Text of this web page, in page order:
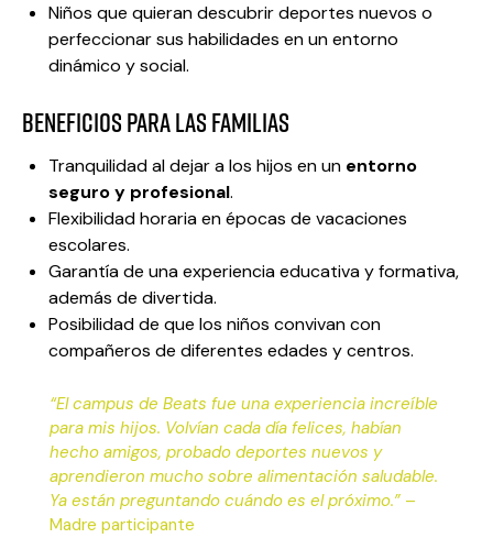
Niños que quieran descubrir deportes nuevos o
perfeccionar sus habilidades en un entorno
dinámico y social.
BENEFICIOS PARA LAS FAMILIAS
Tranquilidad al dejar a los hijos en un entorno
seguro y profesional.
Flexibilidad horaria en épocas de vacaciones
escolares.
Garantía de una experiencia educativa y formativa,
además de divertida.
Posibilidad de que los niños convivan con
compañeros de diferentes edades y centros.
“El campus de Beats fue una experiencia increíble
para mis hijos. Volvían cada día felices, habían
hecho amigos, probado deportes nuevos y
aprendieron mucho sobre alimentación saludable.
Ya están preguntando cuándo es el próximo.” –
Madre participante